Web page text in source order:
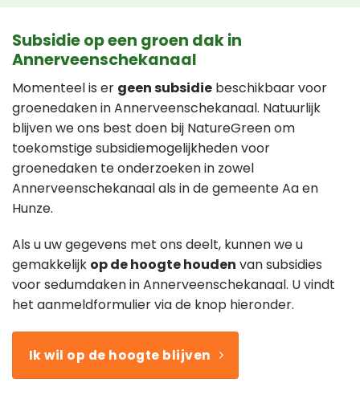
Subsidie op een groen dak in
Annerveenschekanaal
Momenteel is er geen subsidie beschikbaar voor
groenedaken in Annerveenschekanaal. Natuurlijk
blijven we ons best doen bij NatureGreen om
toekomstige subsidiemogelijkheden voor
groenedaken te onderzoeken in zowel
Annerveenschekanaal als in de gemeente Aa en
Hunze.
Als u uw gegevens met ons deelt, kunnen we u
gemakkelijk op de hoogte houden van subsidies
voor sedumdaken in Annerveenschekanaal. U vindt
het aanmeldformulier via de knop hieronder.
Ik wil op de hoogte blijven